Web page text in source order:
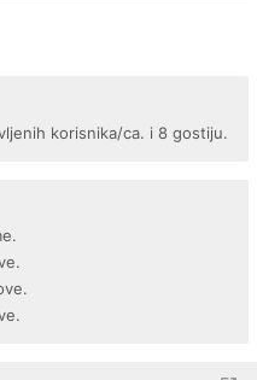
korisnika/ca. i 8 gostiju.